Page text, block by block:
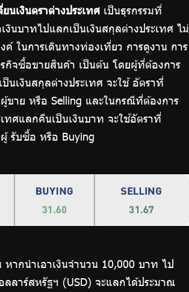
นเงินตราต่างประเทศ เป็นธุรกรรมที่
งินบาทไปแลกเป็นเงินสกุลต่างประเทศ ไม่
ค์ ในการเดินทางท่องเที่ยว การดูงาน การ
กิจซื้อขายสินค้า เป็นต้น โดยผู้ที่ต้องการ
นเงินสกุลต่างประเทศ จะใช้ อัตราที่
ผู้ขาย หรือ Selling และในกรณีที่ต้องการ
ทศแลกคืนเป็นเงินบาท จะใช้อัตราที่
รับซื้อ หรือ Buying
หากนำเอาเงินจำนวน 10,000 บาท ไป
ลลาร์สหรัฐฯ (USD) จะแลกได้ประมาณ